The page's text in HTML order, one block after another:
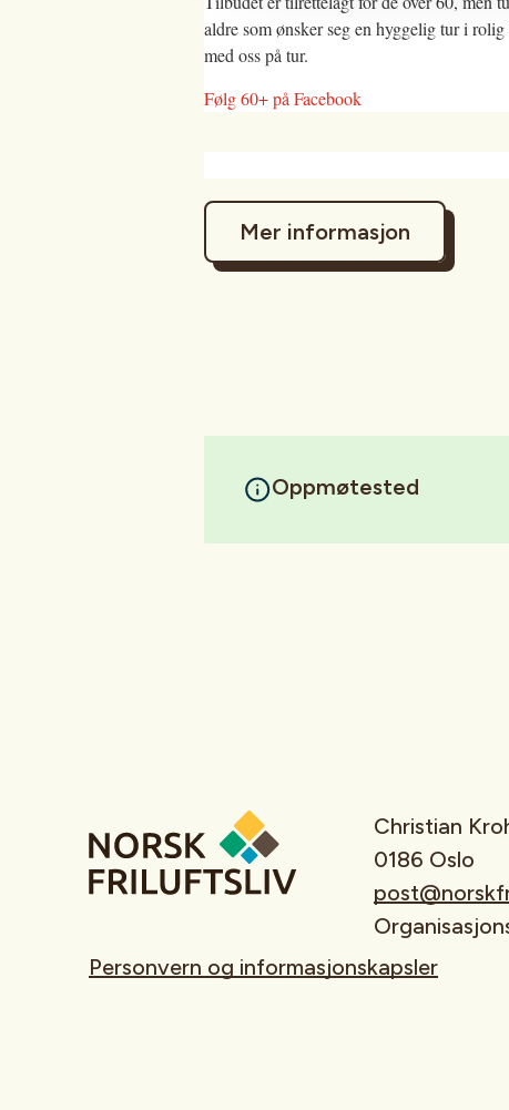
aldre som ønsker seg en hyggelig tur i
med oss på tur.
Følg 60+ på Facebook
Mer informasjon
Oppmøtested
Christian
0186 Oslo
Personvern og informasjonskapsler